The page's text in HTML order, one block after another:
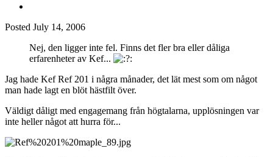
Posted July 14, 2006
Nej, den ligger inte fel. Finns det fler bra eller dåliga
erfarenheter av Kef...
Jag hade Kef Ref 201 i några månader, det lät mest som om något
man hade lagt en blöt hästfilt över.
Väldigt dåligt med engagemang från högtalarna, upplösningen var
inte heller något att hurra för...